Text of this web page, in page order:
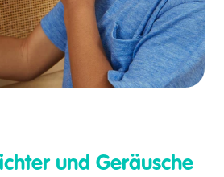
und Geräusche